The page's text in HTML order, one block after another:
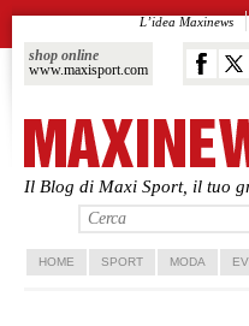
Il Blog di Maxi Sport, il tuo
shop online
www.maxisport.com
L’idea Maxinews
Vai al contenuto
Vai al contenuto
HOME SPORT MODA